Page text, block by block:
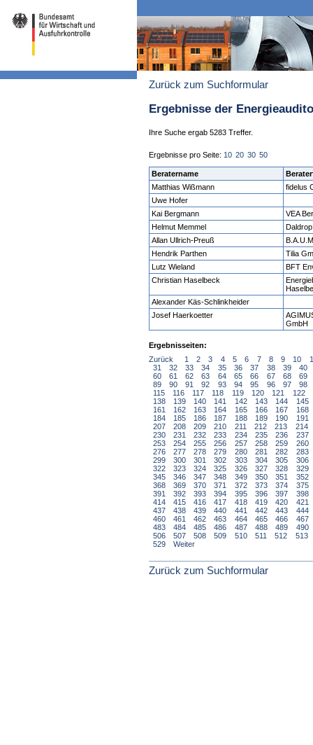
Zurück zum Suchformular
Ergebnisse der
Ihre Suche ergab 5283 Treffer.
Ergebnisse pro Seite: 10 20 30 50
Beratername
Matthias Wißmann
fidelus
Uwe Hofer
Kai Bergmann
VEA
Helmut Memmel
Allan Ullrich-Preuß
Hendrik Parthen
Tilia
Lutz Wieland
BFT
Christian Haselbeck
Alexander Käs-Schlinkheider
Josef Haerkoetter
GmbH
Ergebnisseiten:
Zurück
1 2 3 4 5 6 7 8 9 10
31
32 33 34 35 36 37 38 39
40
60
61 62 63 64 65 66 67 68
69
89
90 91 92 93 94 95 96 97
98
115
116 117 118 119 120 121 122
138
139 140 141 142 143 144
145
161
162 163 164 165 166 167
168
184
185 186 187 188 189 190
191
207
208 209 210 211 212 213
214
230
231 232 233 234 235 236
237
253
254 255 256 257 258 259
260
276
277 278 279 280 281 282
283
299
300 301 302 303 304 305
306
322
323 324 325 326 327 328
329
345
346 347 348 349 350 351
352
368
369 370 371 372 373 374
375
391
392 393 394 395 396 397
398
414
415 416 417 418 419 420
421
437
438 439 440 441 442 443
444
460
461 462 463 464 465 466
467
483
484 485 486 487 488 489
490
506
507 508 509 510 511 512
513
529
Weiter
Zurück zum Suchformular